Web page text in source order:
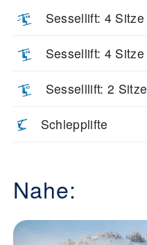
Sessellift: 4 Sitze
Sessellift: 4 Sitze
Sesselllift: 2 Sitze
Schlepplifte
Nahe: